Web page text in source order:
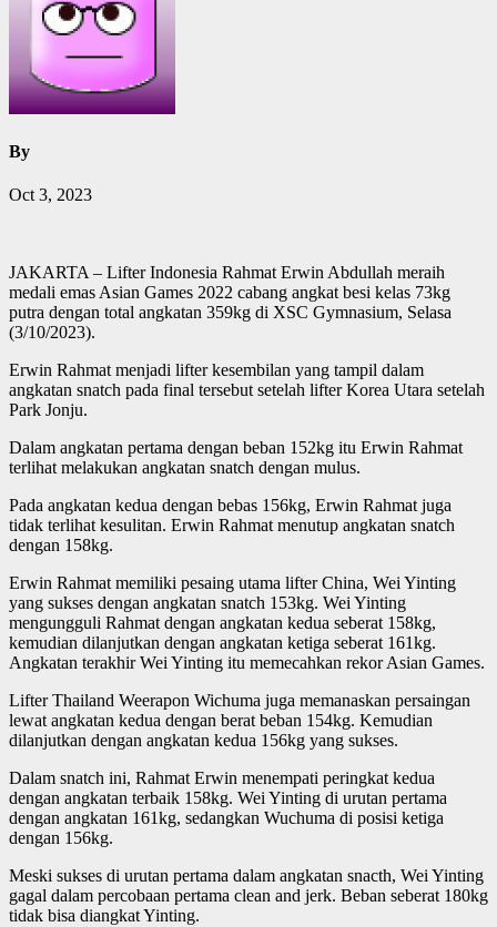
By
Oct 3, 2023
JAKARTA – Lifter Indonesia Rahmat Erwin Abdullah meraih
medali emas Asian Games 2022 cabang angkat besi kelas 73kg
putra dengan total angkatan 359kg di XSC Gymnasium, Selasa
(3/10/2023).
Erwin Rahmat menjadi lifter kesembilan yang tampil dalam
angkatan snatch pada final tersebut setelah lifter Korea Utara setelah
Park Jonju.
Dalam angkatan pertama dengan beban 152kg itu Erwin Rahmat
terlihat melakukan angkatan snatch dengan mulus.
Pada angkatan kedua dengan bebas 156kg, Erwin Rahmat juga
tidak terlihat kesulitan. Erwin Rahmat menutup angkatan snatch
dengan 158kg.
Erwin Rahmat memiliki pesaing utama lifter China, Wei Yinting
yang sukses dengan angkatan snatch 153kg. Wei Yinting
mengungguli Rahmat dengan angkatan kedua seberat 158kg,
kemudian dilanjutkan dengan angkatan ketiga seberat 161kg.
Angkatan terakhir Wei Yinting itu memecahkan rekor Asian Games.
Lifter Thailand Weerapon Wichuma juga memanaskan persaingan
lewat angkatan kedua dengan berat beban 154kg. Kemudian
dilanjutkan dengan angkatan kedua 156kg yang sukses.
Dalam snatch ini, Rahmat Erwin menempati peringkat kedua
dengan angkatan terbaik 158kg. Wei Yinting di urutan pertama
dengan angkatan 161kg, sedangkan Wuchuma di posisi ketiga
dengan 156kg.
Meski sukses di urutan pertama dalam angkatan snacth, Wei Yinting
gagal dalam percobaan pertama clean and jerk. Beban seberat 180kg
tidak bisa diangkat Yinting.